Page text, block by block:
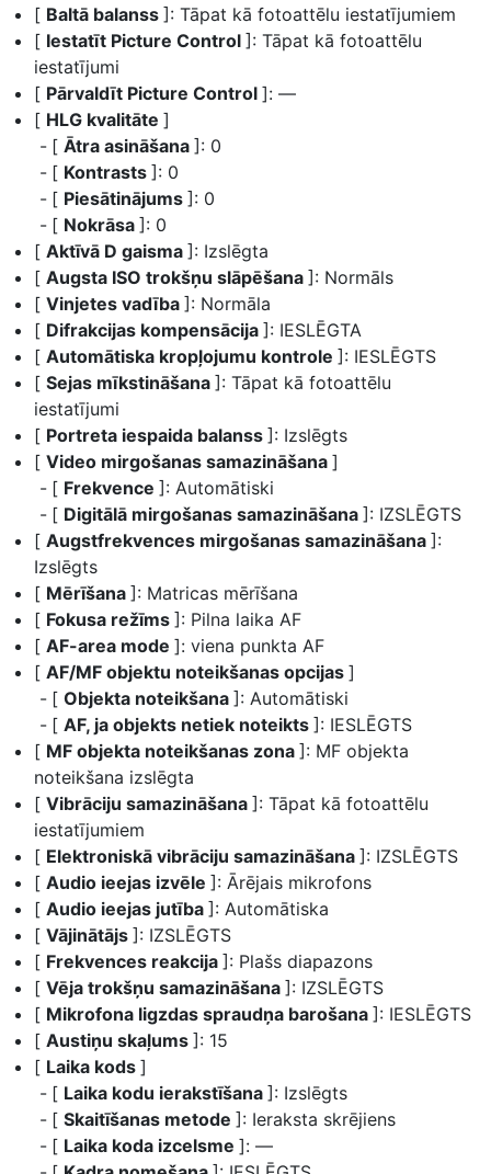
[ Baltā balanss ]: Tāpat kā fotoattēlu iestatījumiem
[ Iestatīt Picture Control ]: Tāpat kā fotoattēlu
iestatījumi
[ Pārvaldīt Picture Control ]: —
[ HLG kvalitāte ]
[ Ātra asināšana ]: 0
[ Kontrasts ]: 0
[ Piesātinājums ]: 0
[ Nokrāsa ]: 0
[ Aktīvā D gaisma ]: Izslēgta
[ Augsta ISO trokšņu slāpēšana ]: Normāls
[ Vinjetes vadība ]: Normāla
[ Difrakcijas kompensācija ]: IESLĒGTA
[ Automātiska kropļojumu kontrole ]: IESLĒGTS
[ Sejas mīkstināšana ]: Tāpat kā fotoattēlu
iestatījumi
[ Portreta iespaida balanss ]: Izslēgts
[ Video mirgošanas samazināšana ]
[ Frekvence ]: Automātiski
[ Digitālā mirgošanas samazināšana ]: IZSLĒGTS
[ Augstfrekvences mirgošanas samazināšana ]:
Izslēgts
[ Mērīšana ]: Matricas mērīšana
[ Fokusa režīms ]: Pilna laika AF
[ AF-area mode ]: viena punkta AF
[ AF/MF objektu noteikšanas opcijas ]
[ Objekta noteikšana ]: Automātiski
[ AF, ja objekts netiek noteikts ]: IESLĒGTS
[ MF objekta noteikšanas zona ]: MF objekta
noteikšana izslēgta
[ Vibrāciju samazināšana ]: Tāpat kā fotoattēlu
iestatījumiem
[ Elektroniskā vibrāciju samazināšana ]: IZSLĒGTS
[ Audio ieejas izvēle ]: Ārējais mikrofons
[ Audio ieejas jutība ]: Automātiska
[ Vājinātājs ]: IZSLĒGTS
[ Frekvences reakcija ]: Plašs diapazons
[ Vēja trokšņu samazināšana ]: IZSLĒGTS
[ Mikrofona ligzdas spraudņa barošana ]: IESLĒGTS
[ Austiņu skaļums ]: 15
[ Laika kods ]
[ Laika kodu ierakstīšana ]: Izslēgts
[ Skaitīšanas metode ]: Ieraksta skrējiens
[ Laika koda izcelsme ]: —